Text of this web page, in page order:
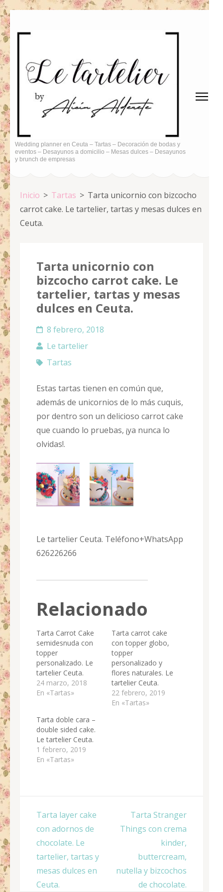
Saltar
al
(presiona
la
tecla
Wedding planner en Ceuta – Tartas – Decoración de bodas y
eventos – Desayunos a domicilio – Mesas dulces – Desayunos
y brunch de empresas
Inicio > Tartas > Tarta unicornio con bizcocho
carrot cake. Le tartelier, tartas y mesas dulces en
Ceuta.
Tarta unicornio con
bizcocho carrot cake. Le
tartelier, tartas y mesas
dulces en Ceuta.
8 febrero, 2018
Le tartelier
Tartas
Estas tartas tienen en común que,
además de unicornios de lo más cuquis,
por dentro son un delicioso carrot cake
que cuando lo pruebas, ¡ya nunca lo
olvidas!.
Le tartelier Ceuta. Teléfono+WhatsApp
626226266
Relacionado
Tarta Carrot Cake
semidesnuda con
topper
personalizado. Le
tartelier Ceuta.
24 marzo, 2018
En «Tartas»
Tarta carrot cake
con topper globo,
topper
personalizado y
flores naturales. Le
tartelier Ceuta.
22 febrero, 2019
En «Tartas»
Tarta doble cara –
double sided cake.
Le tartelier Ceuta.
1 febrero, 2019
En «Tartas»
Navegación
de
entradas
Tarta layer cake
con adornos de
chocolate. Le
tartelier, tartas y
mesas dulces en
Ceuta.
Tarta Stranger
Things con crema
kinder,
buttercream,
nutella y bizcochos
de chocolate.